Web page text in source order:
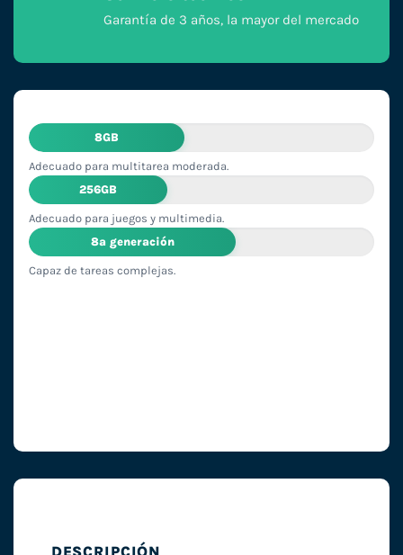
Garantía de 3 años, la mayor del mercado
8GB
Adecuado para multitarea moderada.
256GB
Adecuado para juegos y multimedia.
8ª generación
Capaz de tareas complejas.